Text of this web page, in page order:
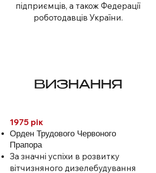
підприємців, а також Федерації
роботодавців України.
ВИЗНАННЯ
1975 рік
Орден Трудового Червоного
Прапора
За значні успіхи в розвитку
вітчизняного дизелебудування